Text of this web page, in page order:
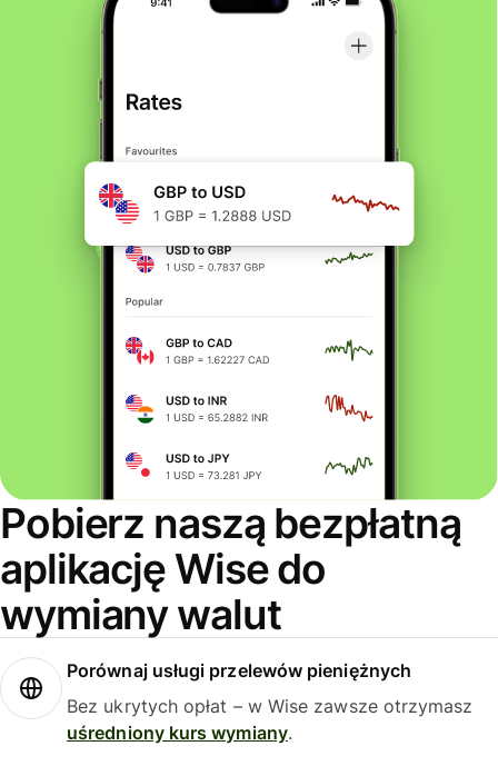
Pobierz naszą bezpłatną
aplikację Wise do
wymiany walut
Porównaj usługi przelewów pieniężnych
Bez ukrytych opłat – w Wise zawsze otrzymasz
uśredniony kurs wymiany.